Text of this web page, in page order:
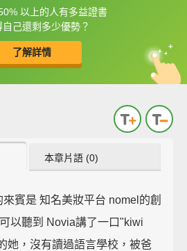
以上的人有多益證書
自己還剩多少優勢？
了解詳情
字幕可以直接查字典喔！
本章片語 (0)
賓是 知名美妝平台 nomel的創
以聽到 Novia講了一口"kiwi
她，沒有讀過語言學校，被爸